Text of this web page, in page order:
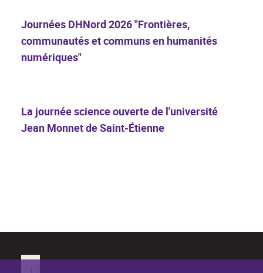
Journées DHNord 2026 "Frontières,
communautés et communs en humanités
numériques"
La journée science ouverte de l'université
Jean Monnet de Saint-Étienne